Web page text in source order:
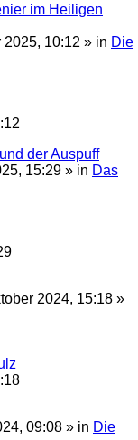
im Heiligen
2025, 10:12 » in Die
der Auspuff
15:29 » in Das
2024, 15:18 »
09:08 » in Die